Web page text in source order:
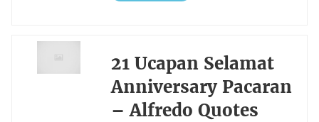
21 Ucapan Selamat
Anniversary Pacaran
– Alfredo Quotes